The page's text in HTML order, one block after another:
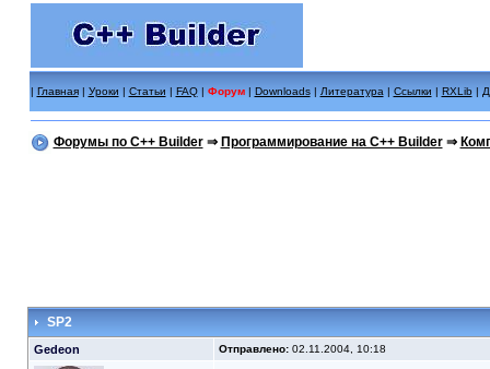
| Главная| Уроки | Статьи | FAQ| Форум | Downloads| Литература | Ссылки | RXLib |
Форумы по C++ Builder⇒ Программирование на C++ Builder⇒
SP2
Gedeon Отправлено:02.11.2004, 10:18